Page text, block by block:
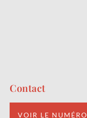
Contact
VOIR LE NUMÉRO